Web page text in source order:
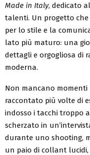
Made in Italy, dedicato
talenti. Un progetto
per lo stile e la
lato più maturo: una
dettagli e orgogliosa di
moderna.
Non mancano momenti
raccontato più volte di
indosso i tacchi troppo
scherzato in
durante uno shooting,
un paio di collant